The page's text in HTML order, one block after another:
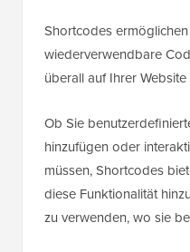
Shortcodes
wiederverwendbare
überall auf Ihrer
Ob Sie
hinzufügen oder
müssen, Shortcodes
diese Funktionalität
zu verwenden, wo sie